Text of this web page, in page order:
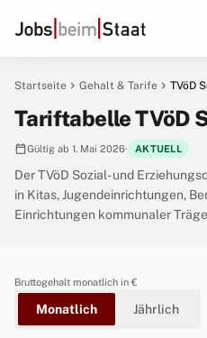
Startseite chevron_right Gehalt & Tarife chevron_right TVöD
Tariftabelle TVöD
calendar_todayGültig ab 1. Mai 2026· AKTUELL
Der TVöD Sozial- und
in Kitas, Jugendeinrichtungen,
Einrichtungen kommunaler
Bruttogehalt monatlich in €
Monatlich Jährlich